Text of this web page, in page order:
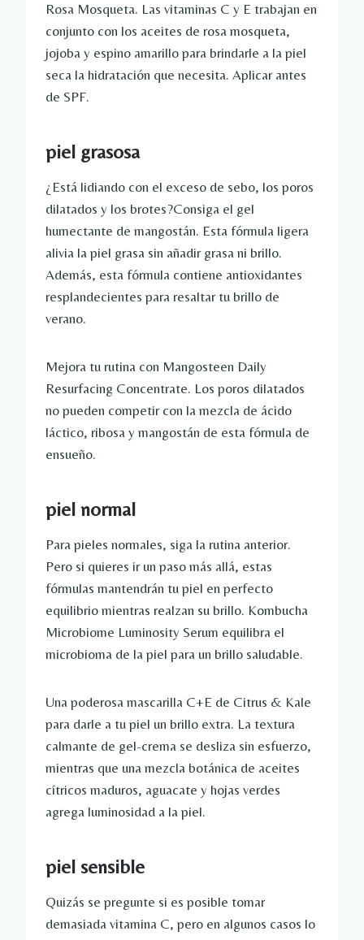
Rosa Mosqueta. Las vitaminas C y E trabajan en
conjunto con los aceites de rosa mosqueta,
jojoba y espino amarillo para brindarle a la piel
seca la hidratación que necesita. Aplicar antes
de SPF.
piel grasosa
¿Está lidiando con el exceso de sebo, los poros
dilatados y los brotes?Consiga el gel
humectante de mangostán. Esta fórmula ligera
alivia la piel grasa sin añadir grasa ni brillo.
Además, esta fórmula contiene antioxidantes
resplandecientes para resaltar tu brillo de
verano.
Mejora tu rutina con Mangosteen Daily
Resurfacing Concentrate. Los poros dilatados
no pueden competir con la mezcla de ácido
láctico, ribosa y mangostán de esta fórmula de
ensueño.
piel normal
Para pieles normales, siga la rutina anterior.
Pero si quieres ir un paso más allá, estas
fórmulas mantendrán tu piel en perfecto
equilibrio mientras realzan su brillo. Kombucha
Microbiome Luminosity Serum equilibra el
microbioma de la piel para un brillo saludable.
Una poderosa mascarilla C+E de Citrus & Kale
para darle a tu piel un brillo extra. La textura
calmante de gel-crema se desliza sin esfuerzo,
mientras que una mezcla botánica de aceites
cítricos maduros, aguacate y hojas verdes
agrega luminosidad a la piel.
piel sensible
Quizás se pregunte si es posible tomar
demasiada vitamina C, pero en algunos casos lo